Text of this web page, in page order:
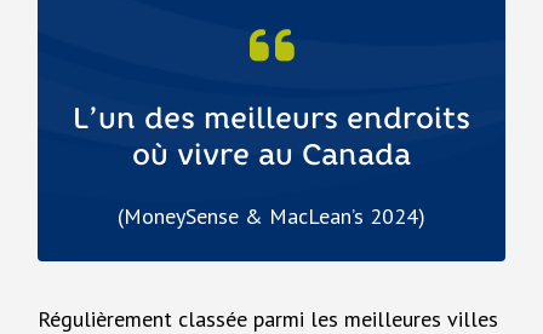
L’un des meilleurs endroits
où vivre au Canada
(MoneySense & MacLean’s 2024)
Régulièrement classée parmi les meilleures villes